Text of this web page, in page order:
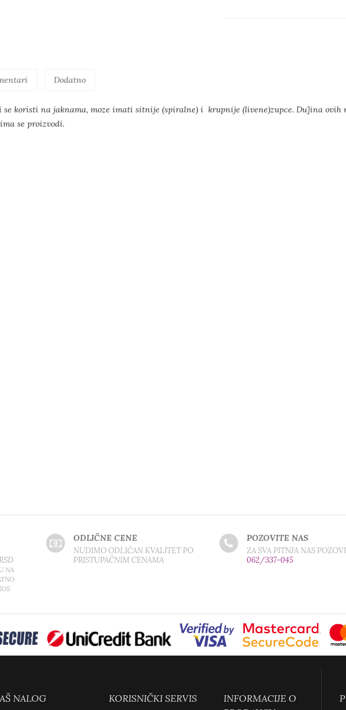
Dodatno
se koristi na jaknama, moze imati sitnije (spiralne) i krupnije (livene)zupce. Du]ina ovih
se proizvodi.
NA
ODLIČNE CENE
NUDIMO ODLIČAN KVALITET PO
PRISTUPAČNIM CENAMA
POZOVITE NAS
ZA SVA PITNJA NAS
062/337-045
NALOG KORISNIČKI SERVIS
INFORMACIJE O